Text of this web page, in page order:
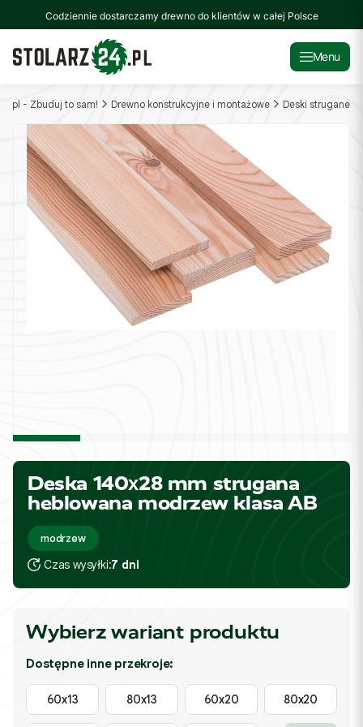
Codziennie dostarczamy drewno do klientów w całej Polsce
Menu
- Zbuduj to sam! Drewno konstrukcyjne i montażowe Deski strugane
Deska 140x28 mm strugana
heblowana modrzew klasa AB
modrzew
Czas wysyłki:7 dni
Wybierz wariant produktu
Dostępne inne przekroje:
60x13 80x13 60x20 80x20